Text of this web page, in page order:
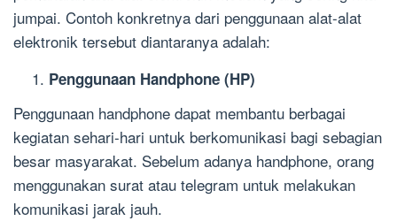
jumpai. Contoh konkretnya dari penggunaan alat-alat
elektronik tersebut diantaranya adalah:
Penggunaan Handphone (HP)
Penggunaan handphone dapat membantu berbagai
kegiatan sehari-hari untuk berkomunikasi bagi sebagian
besar masyarakat. Sebelum adanya handphone, orang
menggunakan surat atau telegram untuk melakukan
komunikasi jarak jauh.